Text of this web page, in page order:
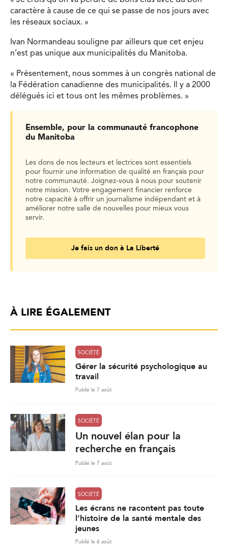
caractère à cause de ce qui se passe de nos jours avec
les réseaux sociaux. »
Ivan Normandeau souligne par ailleurs que cet enjeu
n’est pas unique aux municipalités du Manitoba.
« Présentement, nous sommes à un congrès national de
la Fédération canadienne des municipalités. Il y a 2000
délégués ici et tous ont les mêmes problèmes. »
Ensemble, pour la communauté francophone
du Manitoba
Les dons de nos lecteurs et lectrices sont essentiels
pour fournir une information de qualité en français pour
notre communauté. Joignez-vous à nous pour soutenir
notre mission. Votre engagement financier renforce
notre capacité à offrir un journalisme indépendant et à
améliorer notre salle de nouvelles pour mieux vous
servir.
Je fais un don à La Liberté
À LIRE ÉGALEMENT
SOCIÉTÉ
Gérer la sécurité psychologique au
travail
Publié le 7 août
SOCIÉTÉ
Un nouvel élan pour la
recherche en français
Publié le 7 août
SOCIÉTÉ
Les écrans ne racontent pas toute
l’histoire de la santé mentale des
jeunes
Publié le 6 août